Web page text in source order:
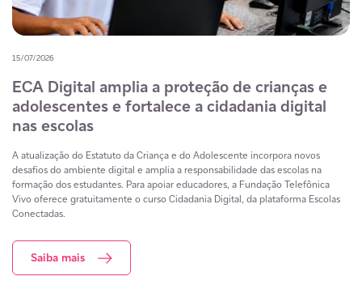
15/07/2026
ECA Digital amplia a proteção de crianças e
adolescentes e fortalece a cidadania digital
nas escolas
A atualização do Estatuto da Criança e do Adolescente incorpora novos
desafios do ambiente digital e amplia a responsabilidade das escolas na
formação dos estudantes. Para apoiar educadores, a Fundação Telefônica
Vivo oferece gratuitamente o curso Cidadania Digital, da plataforma Escolas
Conectadas.
Saiba mais